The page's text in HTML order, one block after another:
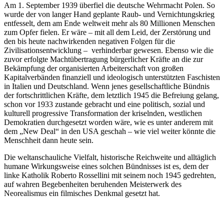
Am 1. September 1939 überfiel die deutsche Wehrmacht Polen. So
wurde der von langer Hand geplante Raub- und Vernichtungskrieg
entfesselt, dem am Ende weltweit mehr als 80 Millionen Menschen
zum Opfer fielen. Er wäre – mit all dem Leid, der Zerstörung und
den bis heute nachwirkenden negativen Folgen für die
Zivilisationsentwicklung – verhinderbar gewesen. Ebenso wie die
zuvor erfolgte Machtübertragung bürgerlicher Kräfte an die zur
Bekämpfung der organisierten Arbeiterschaft von großen
Kapitalverbänden finanziell und ideologisch unterstützten Faschisten
in Italien und Deutschland. Wenn jenes gesellschaftliche Bündnis
der fortschrittlichen Kräfte, dem letztlich 1945 die Befreiung gelang,
schon vor 1933 zustande gebracht und eine politisch, sozial und
kulturell progressive Transformation der kriselnden, westlichen
Demokratien durchgesetzt worden wäre, wie es unter anderem mit
dem „New Deal“ in den USA geschah – wie viel weiter könnte die
Menschheit dann heute sein.
Die weltanschauliche Vielfalt, historische Reichweite und alltäglich
humane Wirkungsweise eines solchen Bündnisses ist es, dem der
linke Katholik Roberto Rossellini mit seinem noch 1945 gedrehten,
auf wahren Begebenheiten beruhenden Meisterwerk des
Neorealismus ein filmisches Denkmal gesetzt hat.